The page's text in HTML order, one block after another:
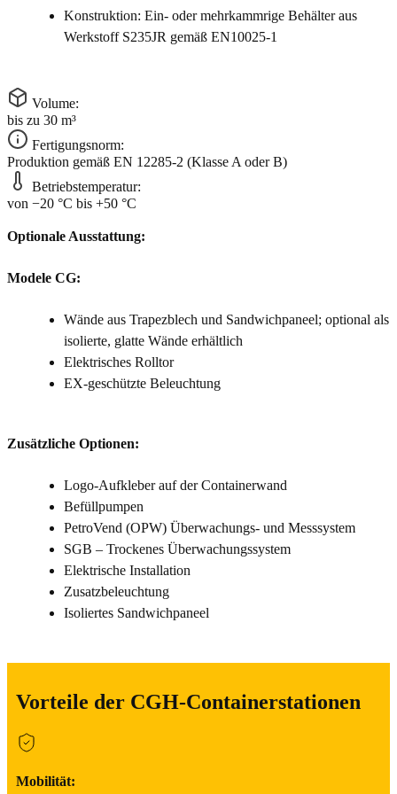
Konstruktion: Ein- oder mehrkammrige Behälter aus
Werkstoff S235JR gemäß EN10025-1
Volume:
bis zu 30 m³
Fertigungsnorm:
Produktion gemäß EN 12285-2 (Klasse A oder B)
Betriebstemperatur:
von −20 °C bis +50 °C
Optionale Ausstattung:
Modele CG:
Wände aus Trapezblech und Sandwichpaneel; optional als
isolierte, glatte Wände erhältlich
Elektrisches Rolltor
EX-geschützte Beleuchtung
Zusätzliche Optionen:
Logo-Aufkleber auf der Containerwand
Befüllpumpen
PetroVend (OPW) Überwachungs- und Messsystem
SGB – Trockenes Überwachungssystem
Elektrische Installation
Zusatzbeleuchtung
Isoliertes Sandwichpaneel
Vorteile der CGH-Containerstationen
Mobilität: